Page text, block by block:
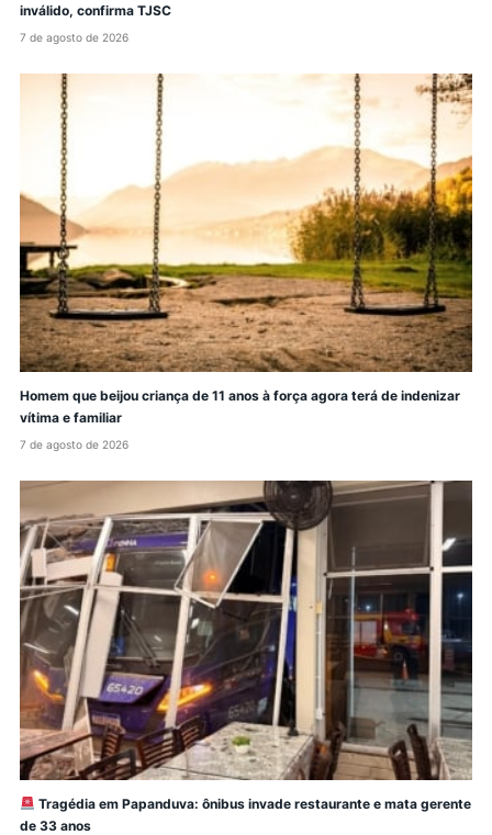
inválido, confirma TJSC
7 de agosto de 2026
Homem que beijou criança de 11 anos à força agora terá de indenizar
vítima e familiar
7 de agosto de 2026
Tragédia em Papanduva: ônibus invade restaurante e mata gerente
de 33 anos